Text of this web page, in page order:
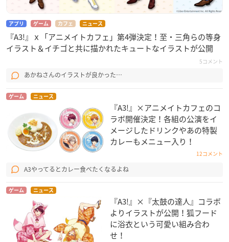
アプリ ゲーム カフェ ニュース
『A3!』ｘ「アニメイトカフェ」第4弾決定！至・三角らの等身
イラスト＆イチゴと共に描かれたキュートなイラストが公開
5コメント
あかねさんのイラストが良かった…
ゲーム ニュース
『A3!』×アニメイトカフェのコ
ラボ開催決定！各組の公演をイ
メージしたドリンクやあの特製
カレーもメニュー入り！
12コメント
A3やってるとカレー食べたくなるよね
ゲーム ニュース
『A3!』×『太鼓の達人』コラボ
よりイラストが公開！狐フード
に浴衣という可愛い組み合わ
せ！